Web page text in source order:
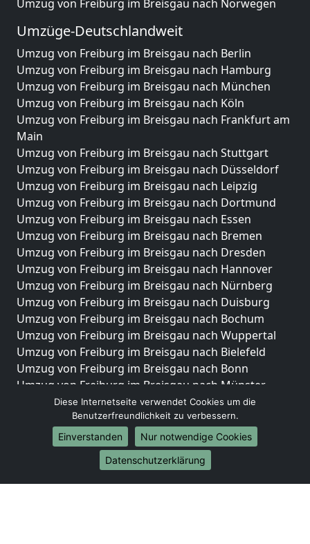
Umzug von Freiburg im Breisgau nach Norwegen
Umzüge-Deutschlandweit
Umzug von Freiburg im Breisgau nach Berlin
Umzug von Freiburg im Breisgau nach Hamburg
Umzug von Freiburg im Breisgau nach München
Umzug von Freiburg im Breisgau nach Köln
Umzug von Freiburg im Breisgau nach Frankfurt am
Main
Umzug von Freiburg im Breisgau nach Stuttgart
Umzug von Freiburg im Breisgau nach Düsseldorf
Umzug von Freiburg im Breisgau nach Leipzig
Umzug von Freiburg im Breisgau nach Dortmund
Umzug von Freiburg im Breisgau nach Essen
Umzug von Freiburg im Breisgau nach Bremen
Umzug von Freiburg im Breisgau nach Dresden
Umzug von Freiburg im Breisgau nach Hannover
Umzug von Freiburg im Breisgau nach Nürnberg
Umzug von Freiburg im Breisgau nach Duisburg
Umzug von Freiburg im Breisgau nach Bochum
Umzug von Freiburg im Breisgau nach Wuppertal
Umzug von Freiburg im Breisgau nach Bielefeld
Umzug von Freiburg im Breisgau nach Bonn
Umzug von Freiburg im Breisgau nach Münster
Internationale-Umzüge
Umzug von Freiburg im Breisgau nach Brasilien
Umzug von Freiburg im Breisgau nach Brunei
Umzug von Freiburg im Breisgau nach Burkina Faso
Diese Internetseite verwendet Cookies um die
Benutzerfreundlichkeit zu verbessern.
Einverstanden
Nur notwendige Cookies
Datenschutzerklärung